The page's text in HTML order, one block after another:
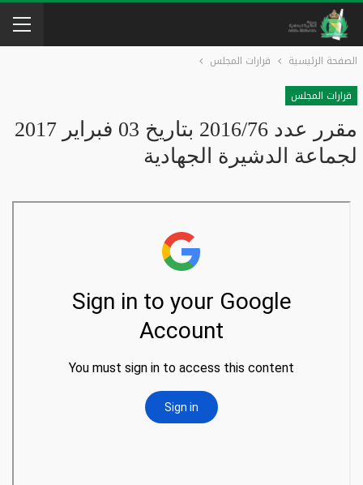
الصفحة الرئيسية
قرارات المجلس
قرارات المجلس
مقرر عدد 2016/76 بتاريخ 03 فبراير 2017
لجماعة الدشيرة الجهادية